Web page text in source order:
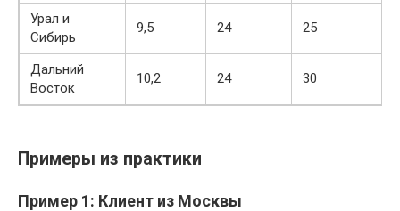
Урал и
Сибирь
9,5 24 25
Дальний
Восток
10,2 24 30
Примеры из практики
Пример 1: Клиент из Москвы